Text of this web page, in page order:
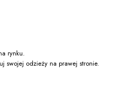
rynku.
swojej odzieży na prawej stronie.